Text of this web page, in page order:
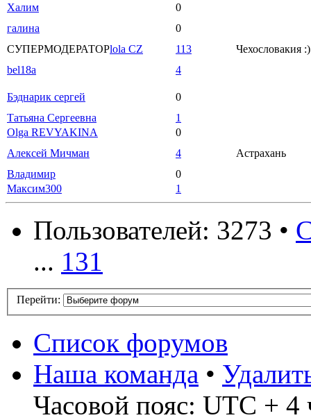
Халим
0
галина
0
СУПЕРМОДЕРАТОРlola CZ 113
Чехословакия :)
bel18a
4
Бэднарик сергей
0
Татьяна Сергеевна
1
Olga REVYAKINA
0
Алексей Мичман
4
Астрахань
Владимир
0
Максим300
1
Пользователей: 3273 •
... 131
Перейти:
Список форумов
Наша команда •
Часовой пояс: UTC + 4